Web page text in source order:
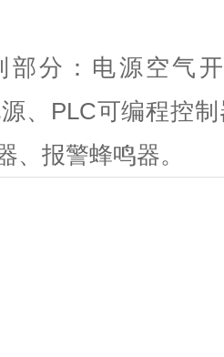
分： 电源空气
、PLC可编程控
、报警蜂鸣器。